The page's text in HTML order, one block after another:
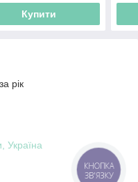
Купити
рік
Україна
КНОПКА
ЗВ'ЯЗКУ